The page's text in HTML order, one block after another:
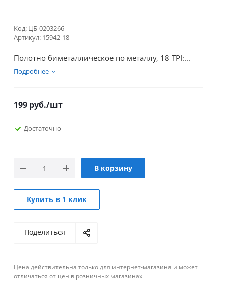
Код: ЦБ-0203266
Артикул: 15942-18
Полотно биметаллическое по металлу, 18 TPI:...
Подробнее
199 руб./шт
Достаточно
В корзину
Купить в 1 клик
Поделиться
Цена действительна только для интернет-магазина и может
отличаться от цен в розничных магазинах